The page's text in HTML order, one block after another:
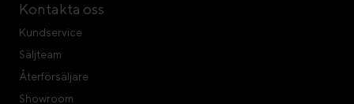
Kontakta oss
Kundservice
Säljteam
Återförsäljare
Showroom